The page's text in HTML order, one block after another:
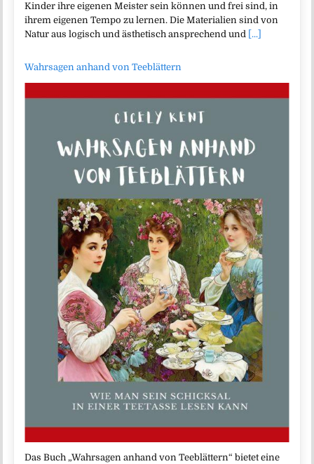
Kinder ihre eigenen Meister sein können und frei sind, in
ihrem eigenen Tempo zu lernen. Die Materialien sind von
Natur aus logisch und ästhetisch ansprechend und [...]
Wahrsagen anhand von Teeblättern
Das Buch „Wahrsagen anhand von Teeblättern“ bietet eine